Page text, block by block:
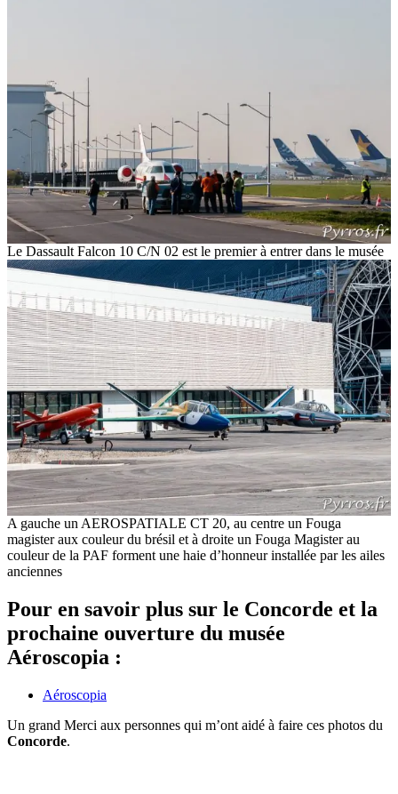
Le Dassault Falcon 10 C/N 02 est le premier à entrer dans le musée
A gauche un AEROSPATIALE CT 20, au centre un Fouga
magister aux couleur du brésil et à droite un Fouga Magister au
couleur de la PAF forment une haie d’honneur installée par les ailes
anciennes
Pour en savoir plus sur le Concorde et la
prochaine ouverture du musée
Aéroscopia :
Aéroscopia
Un grand Merci aux personnes qui m’ont aidé à faire ces photos du
Concorde.